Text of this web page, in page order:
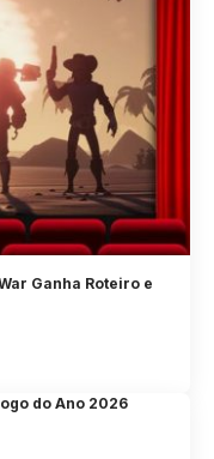
Ganha Roteiro e
do Ano 2026